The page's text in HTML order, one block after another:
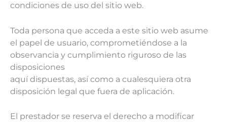
condiciones de uso del sitio web.
Toda persona que acceda a este sitio web asume
el papel de usuario, comprometiéndose a la
observancia y cumplimiento riguroso de las
disposiciones
aquí dispuestas, así como a cualesquiera otra
disposición legal que fuera de aplicación.
El prestador se reserva el derecho a modificar